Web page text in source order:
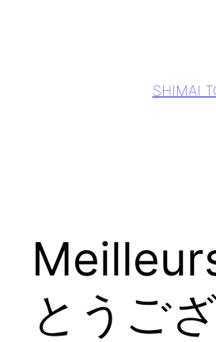
SHIMAI
とうご